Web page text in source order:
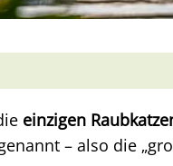
einzigen
– also die